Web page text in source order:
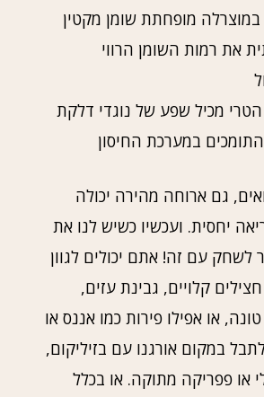
מופחתת שומן מקטין
את רמות השומן הרווי
הטרי מכיל שפע של נוגדי דלקת
במערכת החיסון
גם ארוחה מהירה יכולה
יחסית. ועכשיו כשיש לנו את
עם זה! אתם יכולים לגוון
קלויים, גבינת עזים,
או אפילו פירות כמו אננס או
במקום אורגנו עם בזיליקום,
או פפריקה מתוקה. או בכלל